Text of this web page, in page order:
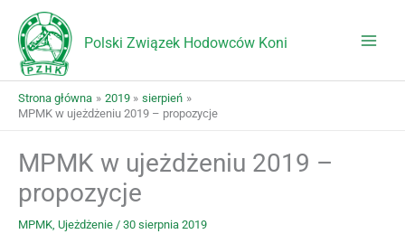
treści
Polski Związek Hodowców Koni
Strona główna 2019
sierpień
MPMK w ujeżdżeniu 2019 – propozycje
MPMK w ujeżdżeniu 2019 –
propozycje
MPMK, Ujeżdżenie / 30 sierpnia 2019